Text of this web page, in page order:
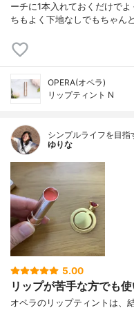
ーチに1本入れておくだけで
ちもよく下地なしでもちゃん
OPERA(オペラ)
リップティント N
シンプルライフを目
ゆりな
5.00
リップが苦手な方でも使
オペラのリップティントは、